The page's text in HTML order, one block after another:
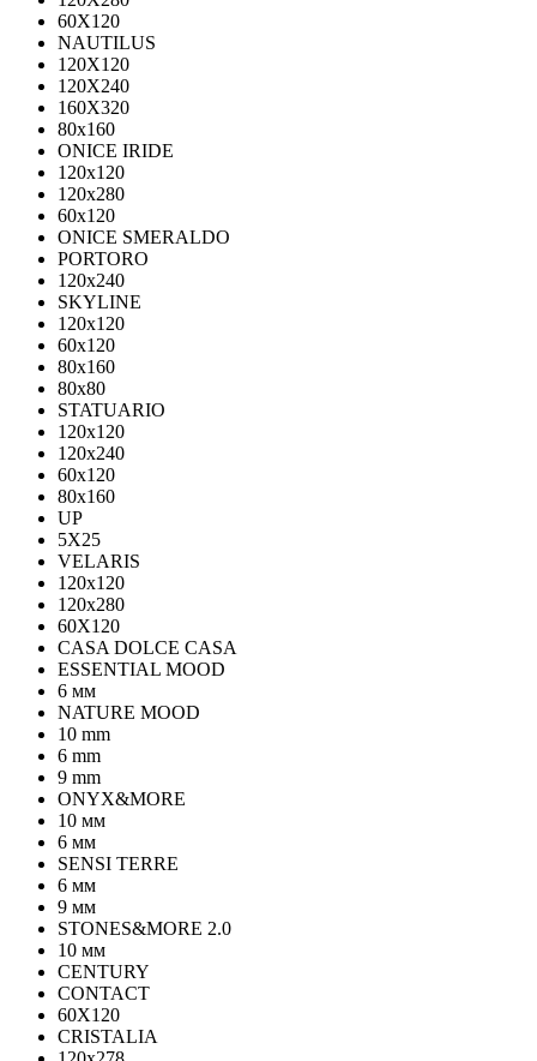
60X120
NAUTILUS
120X120
120X240
160X320
80х160
ONICE IRIDE
120x120
120x280
60x120
ONICE SMERALDO
PORTORO
120x240
SKYLINE
120x120
60x120
80x160
80x80
STATUARIO
120x120
120x240
60x120
80x160
UP
5Х25
VELARIS
120х120
120х280
60X120
CASA DOLCE CASA
ESSENTIAL MOOD
6 мм
NATURE MOOD
10 mm
6 mm
9 mm
ONYX&MORE
10 мм
6 мм
SENSI TERRE
6 мм
9 мм
STONES&MORE 2.0
10 мм
CENTURY
CONTACT
60X120
CRISTALIA